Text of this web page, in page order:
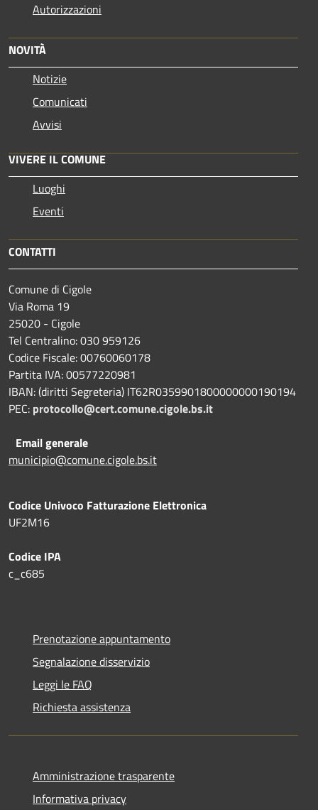
Autorizzazioni
NOVITÀ
Notizie
Comunicati
Avvisi
VIVERE IL COMUNE
Luoghi
Eventi
CONTATTI
Comune di Cigole
Via Roma 19
25020 - Cigole
Tel Centralino: 030 959126
Codice Fiscale: 00760060178
Partita IVA: 00577220981
IBAN: (diritti Segreteria) IT62R0359901800000000190194
PEC: protocollo@cert.comune.cigole.bs.it
Email generale
municipio@comune.cigole.bs.it
Codice Univoco Fatturazione Elettronica
UF2M16
Codice IPA
c_c685
Prenotazione appuntamento
Segnalazione disservizio
Leggi le FAQ
Richiesta assistenza
Amministrazione trasparente
Informativa privacy